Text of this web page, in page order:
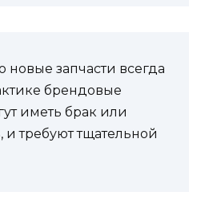
запчасти всегда
брендовые
иметь брак или
и требуют тщательной